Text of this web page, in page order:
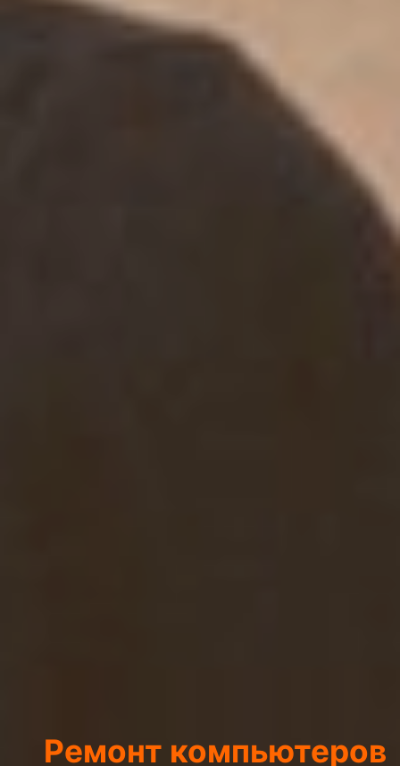
Ремонт компьютеров